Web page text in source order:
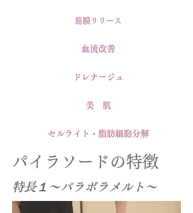
​筋膜リリース
​血流改善
​ドレナージュ
​美 肌
​セルライト・脂肪細胞分解
パイラソードの特徴
​特長１～パラボラメルト～